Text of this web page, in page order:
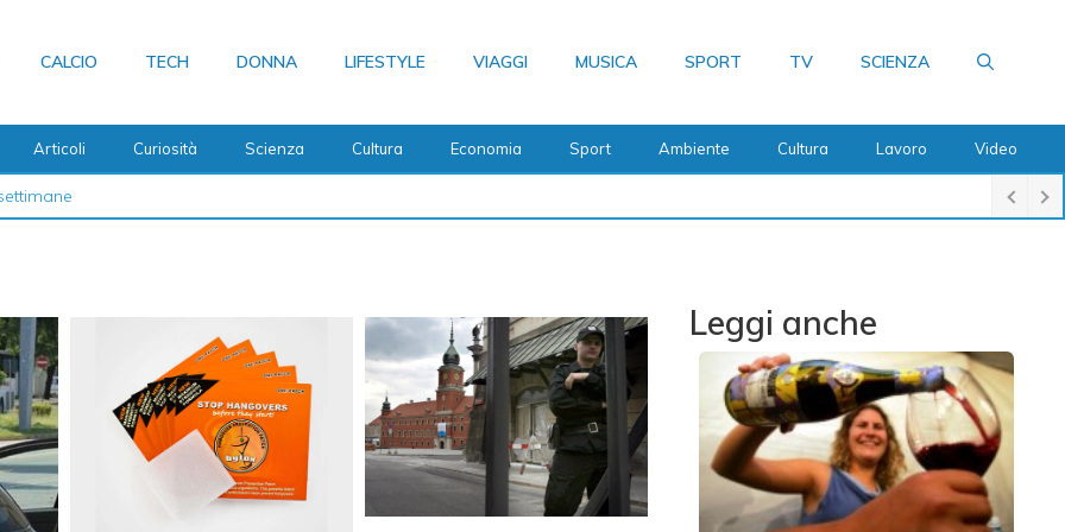
CALCIO TECH DONNA LIFESTYLE VIAGGI MUSICA SPORT TV SCIENZA
Articoli Curiosità Scienza Cultura Economia Sport Ambiente Cultura Lavoro Video
Leggi anche